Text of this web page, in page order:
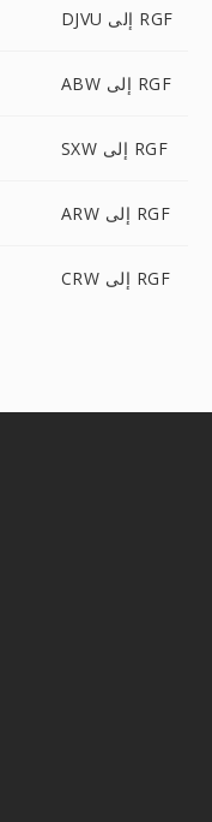
DJVU إلى RGF
ABW إلى RGF
SXW إلى RGF
ARW إلى RGF
CRW إلى RGF